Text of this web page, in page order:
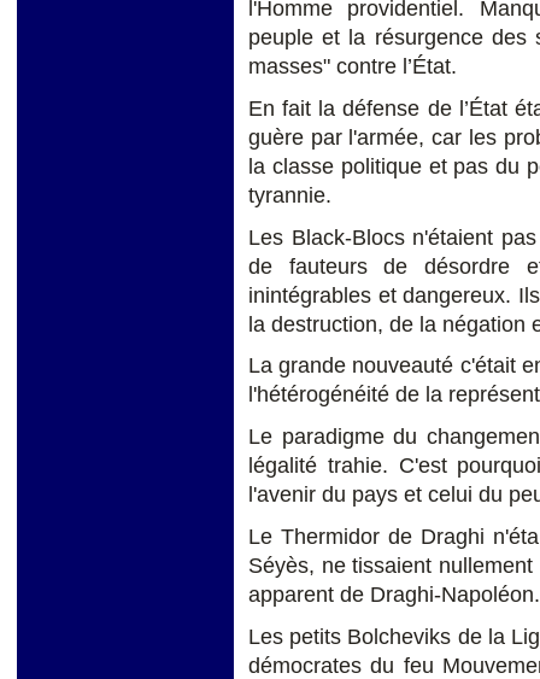
l'Homme providentiel.
peuple et la résurgence des
masses" contre l’État.
En fait la défense de l’État
guère par l'armée, car les
la classe politique et pas du
tyrannie.
Les Black-Blocs n'étaient
de fauteurs de désordre
inintégrables et dangereux.
la destruction, de la négation
La grande nouveauté c'était
l'hétérogénéité de la
Le paradigme du
légalité trahie. C'est
l'avenir du pays et celui du
Le Thermidor de Draghi
Séyès, ne tissaient
apparent de Draghi-Napoléon.
Les petits Bolcheviks de la
démocrates du feu